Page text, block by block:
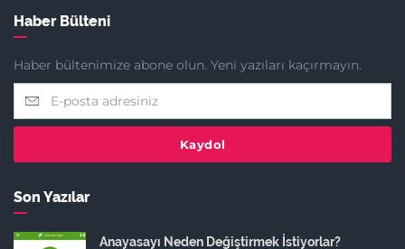
Haber Bülteni
Haber bültenimize abone olun. Yeni yazıları kaçırmayın.
Kaydol
Son Yazılar
Anayasayı Neden Değiştirmek İstiyorlar?